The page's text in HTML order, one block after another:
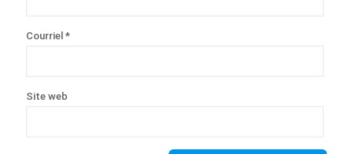
Courriel *
Site web